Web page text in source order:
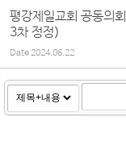
평강제일교회 공동
3차 정정)
Date2024.06.22